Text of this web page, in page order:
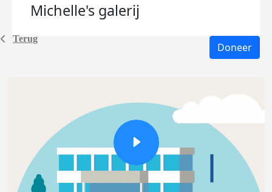
Terug
Michelle's galerij
Doneer